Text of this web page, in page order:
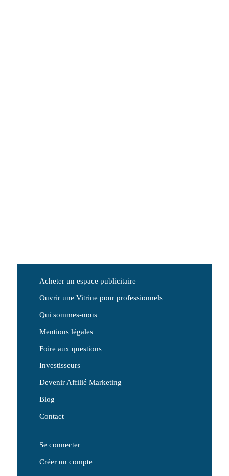
Acheter un espace publicitaire
Ouvrir une Vitrine pour professionnels
Qui sommes-nous
Mentions légales
Foire aux questions
Investisseurs
Devenir Affilié Marketing
Blog
Contact
Se connecter
Créer un compte